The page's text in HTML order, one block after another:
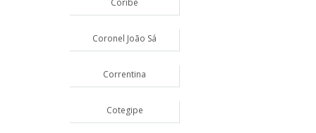
Coribe
Coronel João Sá
Correntina
Cotegipe